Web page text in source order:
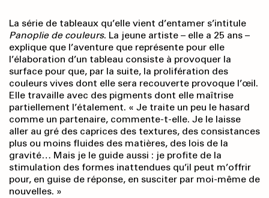
La série de tableaux qu’elle vient d’entamer s’intitule
Panoplie de couleurs. La jeune artiste – elle a 25 ans –
explique que l’aventure que représente pour elle
l’élaboration d’un tableau consiste à provoquer la
surface pour que, par la suite, la prolifération des
couleurs vives dont elle sera recouverte provoque l’œil.
Elle travaille avec des pigments dont elle maîtrise
partiel­lement l’étalement. « Je traite un peu le hasard
comme un partenaire, commente-t-elle. Je le laisse
aller au gré des caprices des textures, des consistances
plus ou moins fluides des matières, des lois de la
gravité… Mais je le guide aussi : je profite de la
stimulation des formes inattendues qu’il peut m’offrir
pour, en guise de réponse, en susciter par moi-même de
nouvelles. »